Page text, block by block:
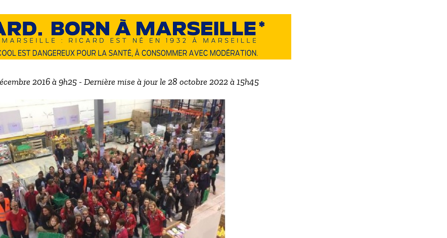
2016 à 9h25 - Dernière mise à jour le 28 octobre 2022 à 15h45